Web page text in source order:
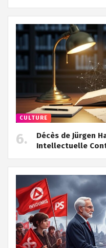
CULTURE
Décès de Jürgen
Intellectuelle